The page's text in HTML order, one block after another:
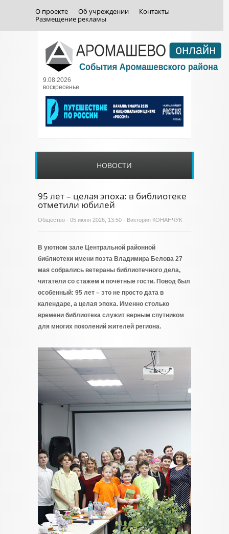
О проекте Об учреждении
Контакты
Размещение рекламы
9.08.2026
воскресенье
НОВОСТИ
95 лет – целая эпоха: в библиотеке
отметили юбилей
Общество - 05 июня 2026, 13:50 - Виктория КОНАНЧУК
В уютном зале Центральной районной
библиотеки имени поэта Владимира Белова 27
мая собрались ветераны библиотечного дела,
читатели со стажем и почётные гости. Повод был
особенный: 95 лет – это не просто дата в
календаре, а целая эпоха. Именно столько
времени библиотека служит верным спутником
для многих поколений жителей региона.